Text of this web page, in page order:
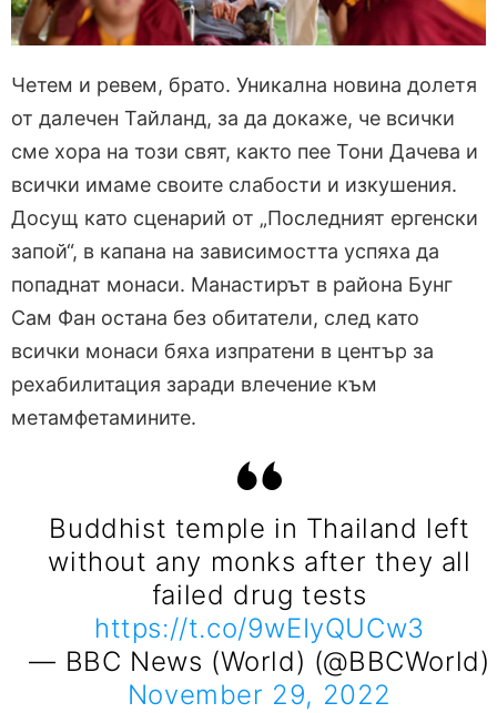
Четем и ревем, брато. Уникална новина долетя
от далечен Тайланд, за да докаже, че всички
сме хора на този свят, както пее Тони Дачева и
всички имаме своите слабости и изкушения.
Досущ като сценарий от „Последният ергенски
запой“, в капана на зависимостта успяха да
попаднат монаси. Манастирът в района Бунг
Сам Фан остана без обитатели, след като
всички монаси бяха изпратени в център за
рехабилитация заради влечение към
метамфетамините.
Buddhist temple in Thailand left
without any monks after they all
failed drug tests
https://t.co/9wEIyQUCw3
— BBC News (World) (@BBCWorld)
November 29, 2022